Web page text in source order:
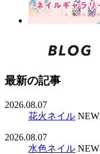
最新の記事
2026.08.07
花火ネイル NEW
2026.08.07
水色ネイル NEW